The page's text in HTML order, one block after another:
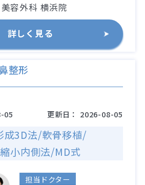
容外科 横浜院
詳しく見る
整形
05 更新日： 2026-08-05
成3D法/軟骨移植/
小内側法/MD式
担当ドクター